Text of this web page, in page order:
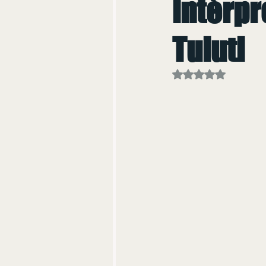
Tuiuti
Avaliado com